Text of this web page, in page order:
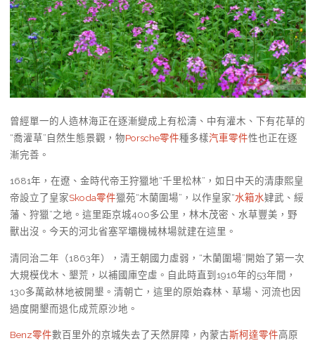
曾經單一的人造林海正在逐漸變成上有松濤、中有灌木、下有花草的
“喬灌草”自然生態景觀，物Porsche零件種多樣汽車零件性也正在逐
漸完善。
1681年，在遼、金時代帝王狩獵地“千里松林”，如日中天的清康熙皇
帝設立了皇家Skoda零件獵苑“木蘭圍場”，以作皇家“水箱水肄武、綏
藩、狩獵”之地。這里距京城400多公里，林木茂密、水草豐美，野
獸出沒。今天的河北省塞罕壩機械林場就建在這里。
清同治二年（1863年），清王朝國力虛弱，“木蘭圍場”開始了第一次
大規模伐木、墾荒，以補國庫空虛。自此時直到1916年的53年間，
130多萬畝林地被開墾。清朝亡，這里的原始森林、草場、河流也因
過度開墾而退化成荒原沙地。
Benz零件數百里外的京城失去了天然屏障，內蒙古斯柯達零件高原